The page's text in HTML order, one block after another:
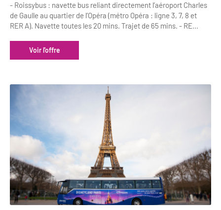
- Roissybus : navette bus reliant directement l’aéroport Charles
de Gaulle au quartier de l’Opéra (métro Opéra : ligne 3, 7, 8 et
RER A). Navette toutes les 20 mins. Trajet de 65 mins. - RE...
Voir l'offre